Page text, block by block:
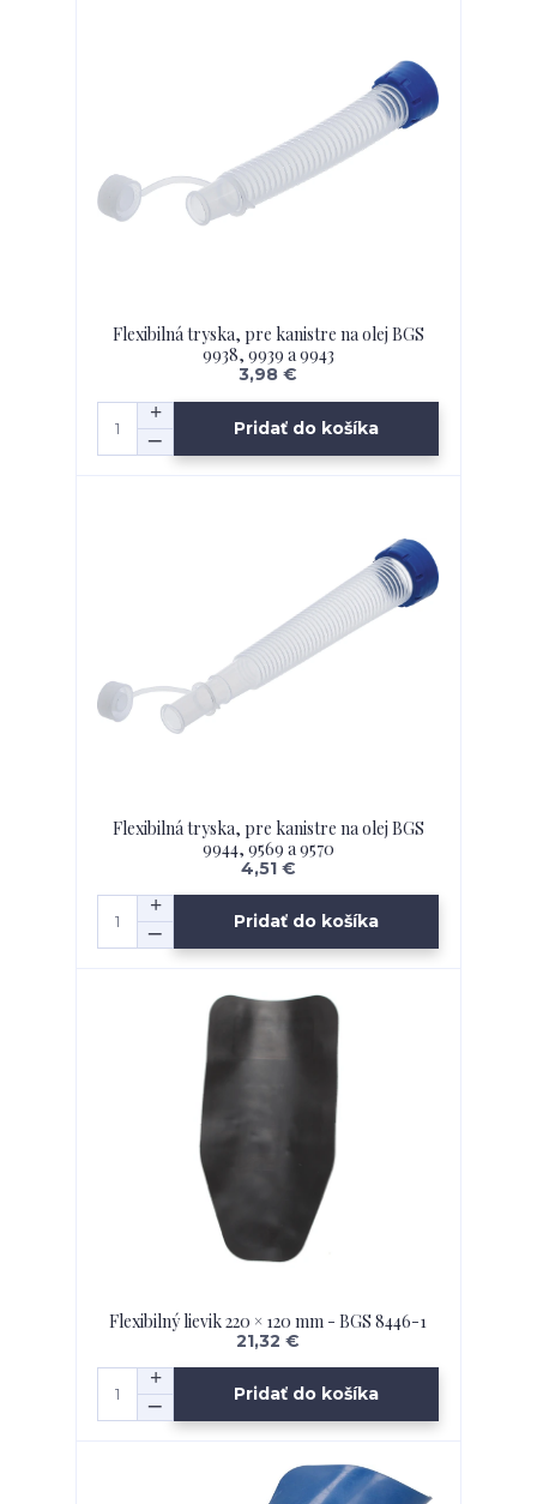
Flexibilná tryska, pre kanistre na olej BGS
9938, 9939 a 9943
3,98 €
Pridať do košíka
Flexibilná tryska, pre kanistre na olej BGS
9944, 9569 a 9570
4,51 €
Pridať do košíka
Flexibilný lievik 220 × 120 mm - BGS 8446-1
21,32 €
Pridať do košíka